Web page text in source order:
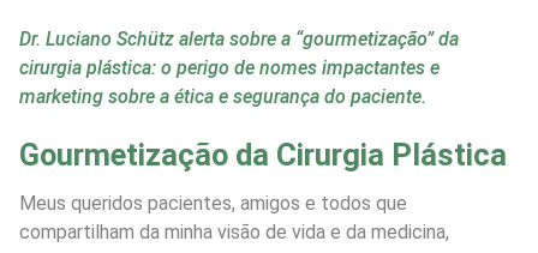
Dr. Luciano Schütz alerta sobre a “gourmetização” da
cirurgia plástica: o perigo de nomes impactantes e
marketing sobre a ética e segurança do paciente.
Gourmetização da Cirurgia Plástica
Meus queridos pacientes, amigos e todos que
compartilham da minha visão de vida e da medicina,